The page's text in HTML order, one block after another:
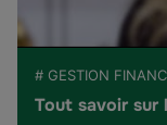
# GESTION
Tout savoir sur